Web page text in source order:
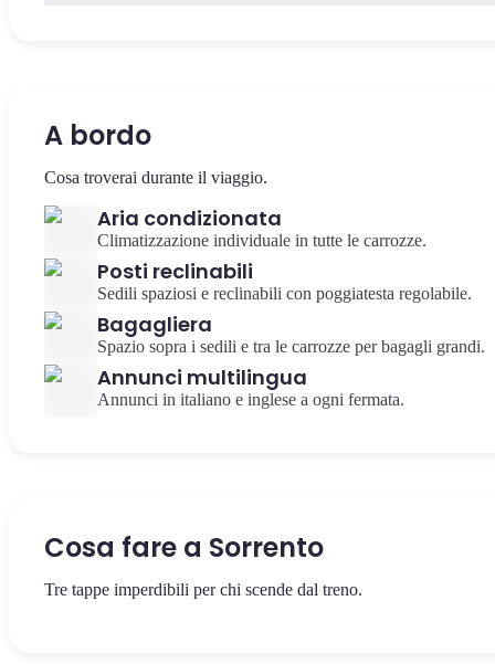
A bordo
Cosa troverai durante il viaggio.
Aria condizionata
Climatizzazione individuale in tutte le carrozze.
Posti reclinabili
Sedili spaziosi e reclinabili con poggiatesta regolabile.
Bagagliera
Spazio sopra i sedili e tra le carrozze per bagagli grandi.
Annunci multilingua
Annunci in italiano e inglese a ogni fermata.
Cosa fare a Sorrento
Tre tappe imperdibili per chi scende dal treno.